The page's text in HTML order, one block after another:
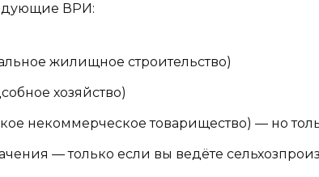
ВРИ:
жилищное строительство)
хозяйство)
некоммерческое товарищество) — но
— только если вы ведёте